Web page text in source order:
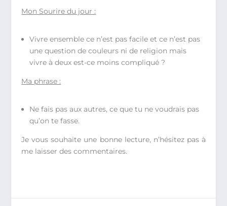
Mon Sourire du jour :
Vivre ensemble ce n’est pas facile et ce n’est pas
une question de couleurs ni de religion mais
vivre à deux est-ce moins compliqué ?
Ma phrase :
Ne fais pas aux autres, ce que tu ne voudrais pas
qu’on te fasse.
Je vous souhaite une bonne lecture, n’hésitez pas à
me laisser des commentaires.